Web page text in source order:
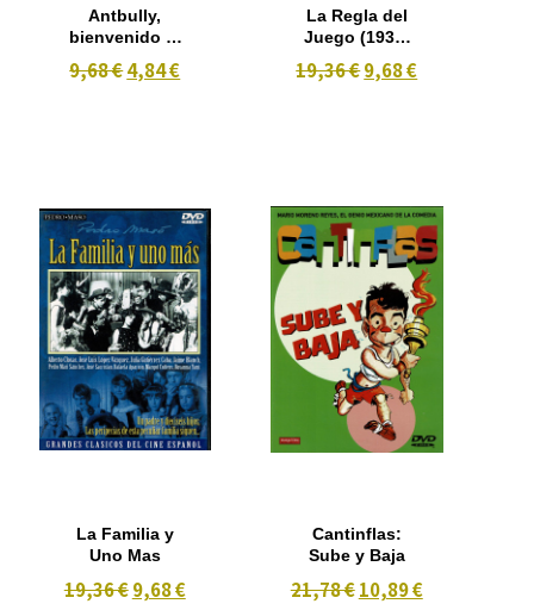
Antbully,
bienvenido al
hormiguero
(2006)
9,68 €4,84 €
La Regla del
Juego (1939)
B/N
19,36 €9,68 €
La Familia y
Uno Mas
19,36 € 9,68 €
Cantinflas:
Sube y Baja
21,78 € 10,89 €